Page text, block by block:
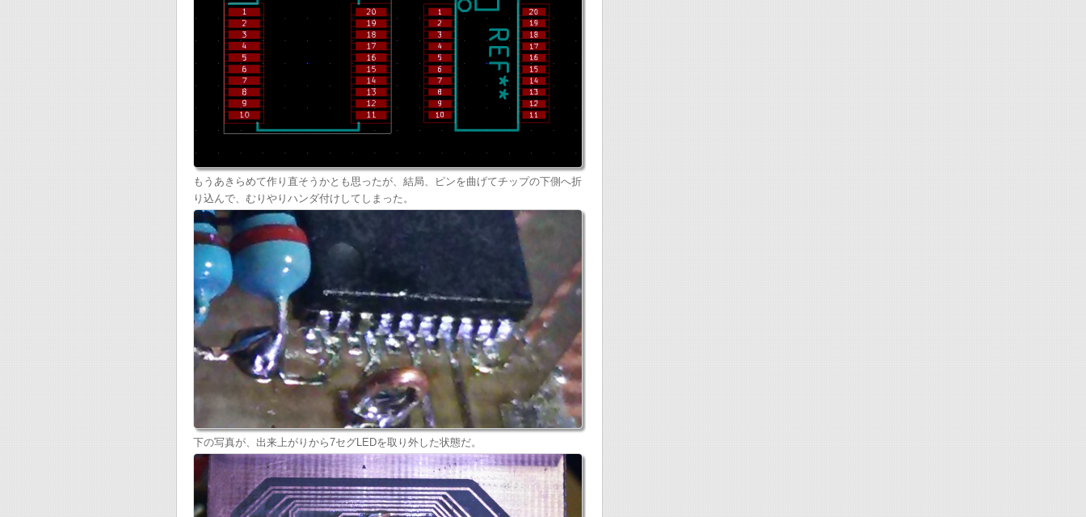
もうあきらめて作り直そうかとも思ったが、結局、ピンを曲げてチップの下側へ折
り込んで、むりやりハンダ付けしてしまった。
下の写真が、出来上がりから7セグLEDを取り外した状態だ。